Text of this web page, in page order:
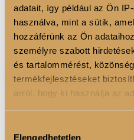
adatait, így például az Ön
használva, mint a sütik,
hozzáférünk az Ön
személyre szabott
és tartalommérést,
termékfejlesztéseket
arról, hogy ki használja az
Információgyűjtés az Ön
Elengedhetetlen
technológiának
és gyönyörű marad.
ÁPOLÓ ÖSSZETEVŐK:A
bisabolol gondoskodik a
PROFESSZIONÁLIS
fodrászok és szalonok
4D PIGMENTÁCIÓS